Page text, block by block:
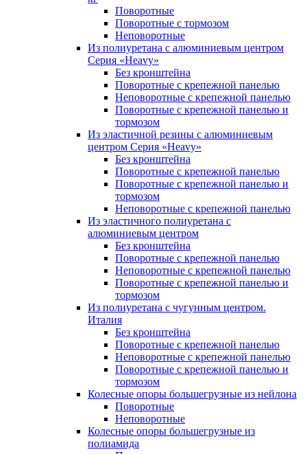
Поворотные
Поворотные с тормозом
Неповоротные
Из полиуретана с алюминиевым центром
Серия «Heavy»
Без кронштейна
Поворотные с крепежной панелью
Неповоротные с крепежной панелью
Поворотные с крепежной панелью и
тормозом
Из эластичной резины с алюминиевым
центром Серия «Heavy»
Без кронштейна
Поворотные с крепежной панелью
Поворотные с крепежной панелью и
тормозом
Неповоротные с крепежной панелью
Из эластичного полиуретана с
алюминиевым центром
Без кронштейна
Поворотные с крепежной панелью
Неповоротные с крепежной панелью
Поворотные с крепежной панелью и
тормозом
Из полиуретана с чугунным центром.
Италия
Без кронштейна
Поворотные с крепежной панелью
Неповоротные с крепежной панелью
Поворотные с крепежной панелью и
тормозом
Колесные опоры большегрузные из нейлона
Поворотные
Неповоротные
Колесные опоры большегрузные из
полиамида